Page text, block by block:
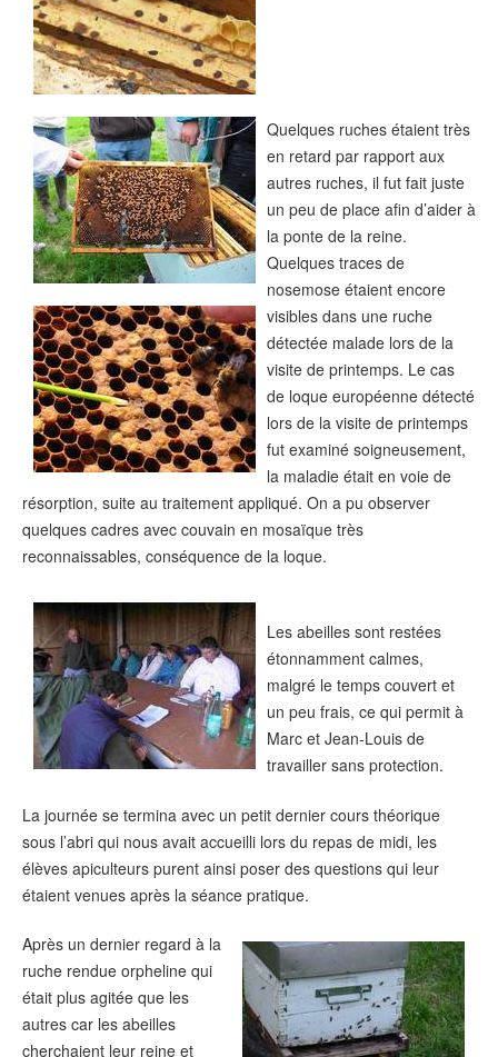
Quelques ruches étaient très
en retard par rapport aux
autres ruches, il fut fait juste
un peu de place afin d’aider à
la ponte de la reine.
Quelques traces de
nosemose étaient encore
visibles dans une ruche
détectée malade lors de la
visite de printemps. Le cas
de loque européenne détecté
lors de la visite de printemps
fut examiné soigneusement,
la maladie était en voie de
résorption, suite au traitement appliqué. On a pu observer
quelques cadres avec couvain en mosaïque très
reconnaissables, conséquence de la loque.
Les abeilles sont restées
étonnamment calmes,
malgré le temps couvert et
un peu frais, ce qui permit à
Marc et Jean-Louis de
travailler sans protection.
La journée se termina avec un petit dernier cours théorique
sous l’abri qui nous avait accueilli lors du repas de midi, les
élèves apiculteurs purent ainsi poser des questions qui leur
étaient venues après la séance pratique.
Après un dernier regard à la
ruche rendue orpheline qui
était plus agitée que les
autres car les abeilles
cherchaient leur reine et